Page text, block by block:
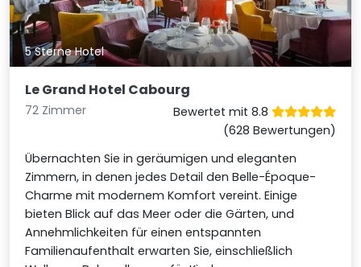
5 Sterne Hotel
Le Grand Hotel Cabourg
72 Zimmer
Bewertet mit 8.8
(628 Bewertungen)
Übernachten Sie in geräumigen und eleganten
Zimmern, in denen jedes Detail den Belle-Époque-
Charme mit modernem Komfort vereint. Einige
bieten Blick auf das Meer oder die Gärten, und
Annehmlichkeiten für einen entspannten
Familienaufenthalt erwarten Sie, einschließlich